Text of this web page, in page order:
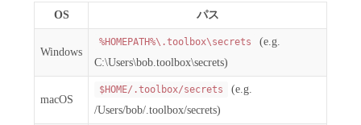
OS パス
Windows
%HOMEPATH%\.toolbox\secrets
(e.g.
C:\Users\bob.toolbox\secrets)
macOS
$HOME/.toolbox/secrets
(e.g.
/Users/bob/.toolbox/secrets)